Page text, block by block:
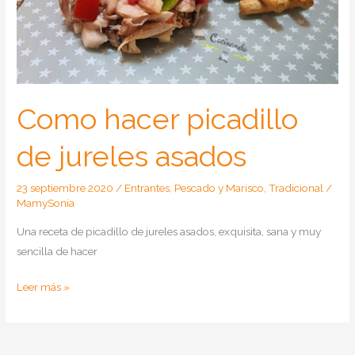
Como hacer picadillo
de jureles asados
23 septiembre 2020 / Entrantes Pescado y Marisco ,Tradicional /
MamySonia
Una receta de picadillo de jureles asados, exquisita, sana y muy
sencilla de hacer
Como
Leer más »